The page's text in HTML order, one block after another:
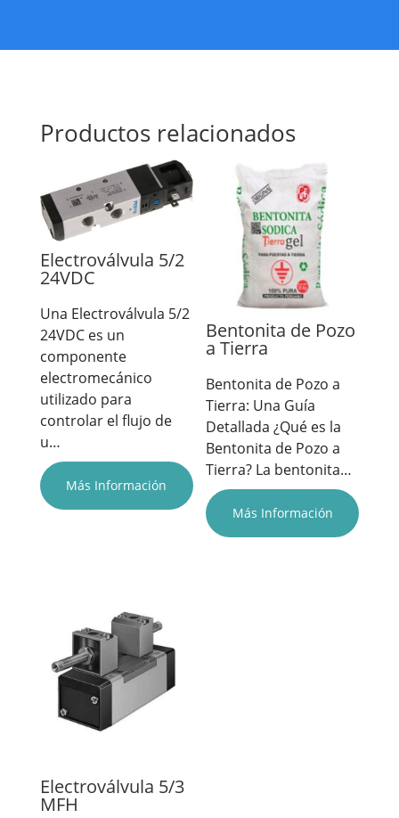
Productos relacionados
Electroválvula 5/2
24VDC
Una Electroválvula 5/2
24VDC es un
componente
electromecánico
utilizado para
controlar el flujo de
u…
Más Información
Bentonita de Pozo
a Tierra
Bentonita de Pozo a
Tierra: Una Guía
Detallada ¿Qué es la
Bentonita de Pozo a
Tierra? La bentonita…
Más Información
Electroválvula 5/3
MFH